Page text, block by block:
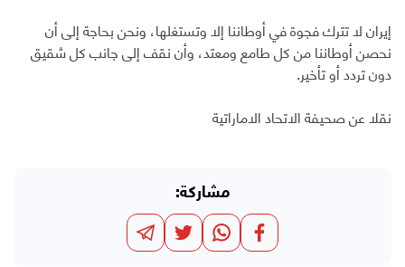
إيران لا تترك فجوة في أوطاننا إلا وتستغلها، ونحن بحاجة إلى أن
نحصن أوطاننا من كل طامع ومعتد، وأن نقف إلى جانب كل شقيق
دون تردد أو تأخير.
نقلا عن صحيفة الاتحاد الاماراتية
مشاركة: